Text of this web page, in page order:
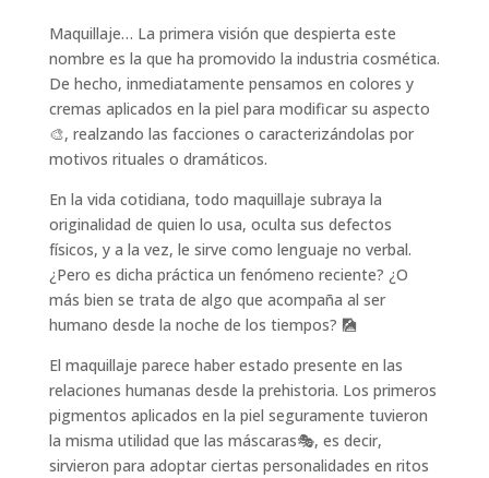
Maquillaje… La primera visión que despierta este
nombre es la que ha promovido la industria cosmética.
De hecho, inmediatamente pensamos en colores y
cremas aplicados en la piel para modificar su aspecto
🎨, realzando las facciones o caracterizándolas por
motivos rituales o dramáticos.
En la vida cotidiana, todo maquillaje subraya la
originalidad de quien lo usa, oculta sus defectos
físicos, y a la vez, le sirve como lenguaje no verbal.
¿Pero es dicha práctica un fenómeno reciente? ¿O
más bien se trata de algo que acompaña al ser
humano desde la noche de los tiempos? 🎑
El maquillaje parece haber estado presente en las
relaciones humanas desde la prehistoria. Los primeros
pigmentos aplicados en la piel seguramente tuvieron
la misma utilidad que las máscaras🎭, es decir,
sirvieron para adoptar ciertas personalidades en ritos